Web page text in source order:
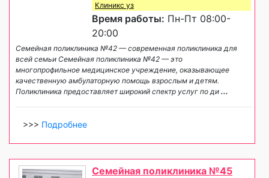
Клиникс уз
Время работы: Пн-Пт 08:00-
20:00
Семейная поликлиника №42 — современная поликлиника для
всей семьи Семейная поликлиника №42 — это
многопрофильное медицинское учреждение, оказывающее
качественную амбулаторную помощь взрослым и детям.
Поликлиника предоставляет широкий спектр услуг по ди ...
>>> Подробнее
Семейная поликлиника №45